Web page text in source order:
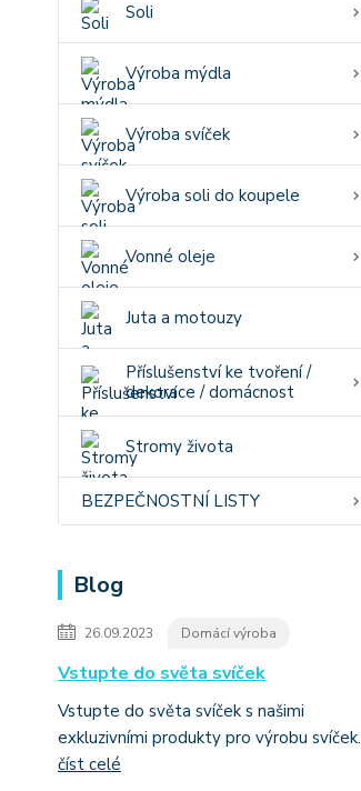
Soli
Výroba mýdla
Výroba svíček
Výroba soli do koupele
Vonné oleje
Juta a motouzy
Příslušenství ke tvoření /
dekorace / domácnost
Stromy života
BEZPEČNOSTNÍ LISTY
Blog
26.09.2023 Domácí výroba
Vstupte do světa svíček
Vstupte do světa svíček s našimi
exkluzivními produkty pro výrobu svíček.
číst celé